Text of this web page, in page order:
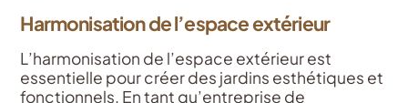
Harmonisation de l’espace extérieur
L’harmonisation de l’espace extérieur est
essentielle pour créer des jardins esthétiques et
fonctionnels. En tant qu’entreprise de